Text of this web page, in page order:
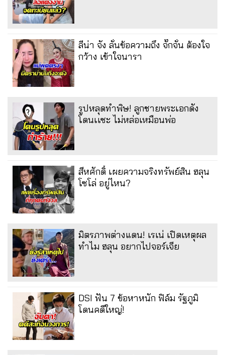
ลีน่า จัง ลั่นข้อความถึง จั๊กจั่น ต้องใจ
กว้าง เข้าใจนารา
รูปหลุดทำพิษ! ลูกชายพระเอกดัง
โดนเเซะ ไม่หล่อเหมือนพ่อ
สีหศักดิ์ เผยความจริงทรัพย์สิน ฮลุน
โซโล่ อยู่ไหน?
มิตรภาพต่างแดน! เรเน่ เปิดเหตุผล
ทำไม ฮลุน อยากไปจอร์เจีย
DSI ฟัน 7 ข้อหาหนัก ฟิล์ม รัฐภูมิ
โดนคดีใหญ่!